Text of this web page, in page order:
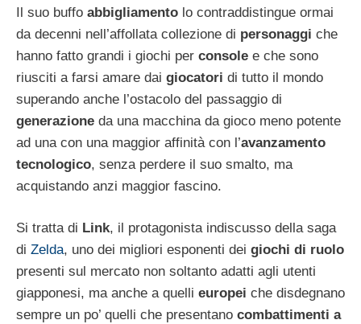
Il suo buffo abbigliamento lo contraddistingue ormai
da decenni nell’affollata collezione di personaggi che
hanno fatto grandi i giochi per console e che sono
riusciti a farsi amare dai giocatori di tutto il mondo
superando anche l’ostacolo del passaggio di
generazione da una macchina da gioco meno potente
ad una con una maggior affinità con l’avanzamento
tecnologico, senza perdere il suo smalto, ma
acquistando anzi maggior fascino.
Si tratta di Link, il protagonista indiscusso della saga
di Zelda, uno dei migliori esponenti dei giochi di ruolo
presenti sul mercato non soltanto adatti agli utenti
giapponesi, ma anche a quelli europei che disdegnano
sempre un po’ quelli che presentano combattimenti a